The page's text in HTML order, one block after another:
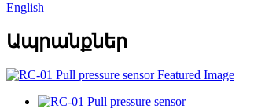
English
Ապրանքներ